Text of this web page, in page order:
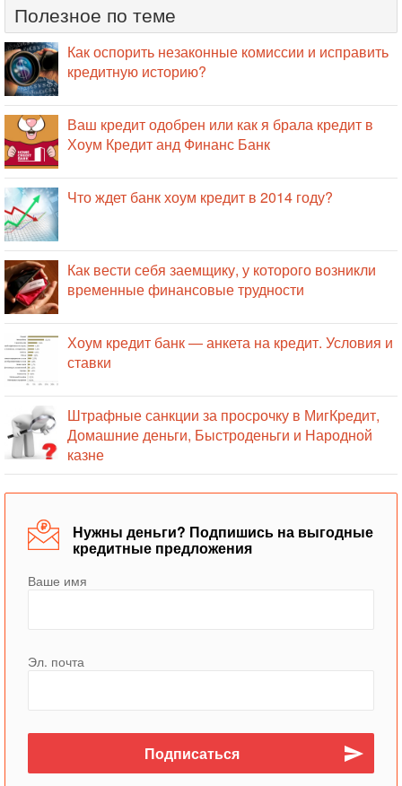
Полезное по теме
Как оспорить незаконные комиссии и исправить
кредитную историю?
Ваш кредит одобрен или как я брала кредит в
Хоум Кредит анд Финанс Банк
Что ждет банк хоум кредит в 2014 году?
Как вести себя заемщику, у которого возникли
временные финансовые трудности
Хоум кредит банк — анкета на кредит. Условия и
ставки
Штрафные санкции за просрочку в МигКредит,
Домашние деньги, Быстроденьги и Народной
казне
Нужны деньги? Подпишись на выгодные
кредитные предложения
Ваше имя
Эл. почта